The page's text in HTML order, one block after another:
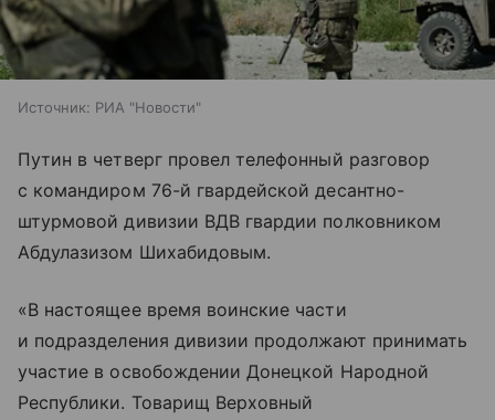
Источник: РИА "Новости"
Путин в четверг провел телефонный разговор
с командиром 76-й гвардейской десантно-
штурмовой дивизии ВДВ гвардии полковником
Абдулазизом Шихабидовым.
«В настоящее время воинские части
и подразделения дивизии продолжают принимать
участие в освобождении Донецкой Народной
Республики. Товарищ Верховный